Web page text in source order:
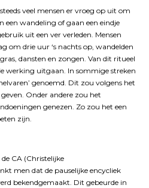
veel mensen er vroeg op uit om
een wandeling of gaan een eindje
uit een ver verleden. Mensen
om drie uur ‘s nachts op, wandelden
dansten en zongen. Van dit ritueel
werking uitgaan. In sommige streken
genoemd. Dit zou volgens het
Onder andere zou het
genezen. Zo zou het een
zijn.
CA (Christelijke
men dat de pauselijke encycliek
bekendgemaakt. Dit gebeurde in